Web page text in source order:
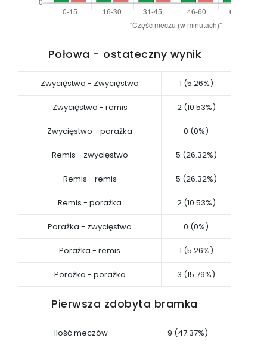
Połowa - ostateczny wynik
Zwycięstwo - Zwycięstwo 1 (5.26%)
Zwycięstwo - remis 2 (10.53%)
Zwycięstwo - porażka 0 (0%)
Remis - zwycięstwo 5 (26.32%)
Remis - remis 5 (26.32%)
Remis - porażka 2 (10.53%)
Porażka - zwycięstwo 0 (0%)
Porażka - remis 1 (5.26%)
Porażka - porażka 3 (15.79%)
Pierwsza zdobyta bramka
Ilość meczów 9 (47.37%)